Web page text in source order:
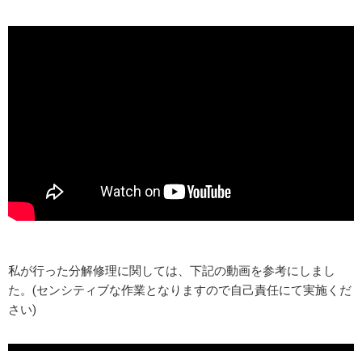
私が行った分解修理に関しては、下記の動画を参考にしまし
た。(センシティブな作業となりますので自己責任にて実施くだ
さい)